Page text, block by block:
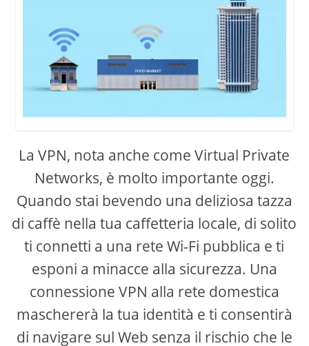
La VPN, nota anche come Virtual Private
Networks, è molto importante oggi.
Quando stai bevendo una deliziosa tazza
di caffè nella tua caffetteria locale, di solito
ti connetti a una rete Wi-Fi pubblica e ti
esponi a minacce alla sicurezza. Una
connessione VPN alla rete domestica
maschererà la tua identità e ti consentirà
di navigare sul Web senza il rischio che le